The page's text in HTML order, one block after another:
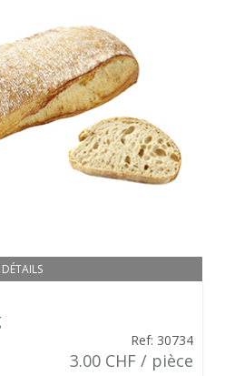
DÉTAILS
Ref: 30734
3.00 CHF / pièce